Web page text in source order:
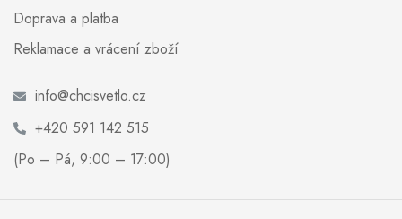
Doprava a platba
Reklamace a vrácení zboží
info@chcisvetlo.cz
+420 591 142 515
(Po – Pá, 9:00 – 17:00)